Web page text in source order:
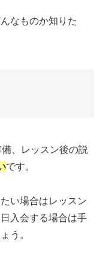
なものか知りた
、レッスン後の説
です。
い場合はレッスン
入会する場合は手
う。